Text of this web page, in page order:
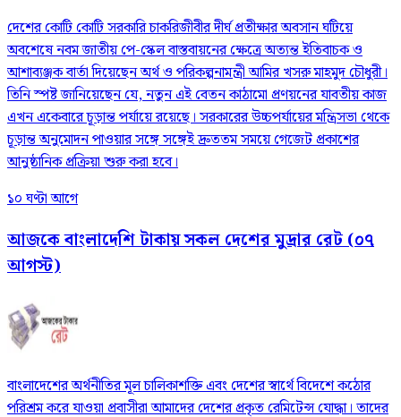
দেশের কোটি কোটি সরকারি চাকরিজীবীর দীর্ঘ প্রতীক্ষার অবসান ঘটিয়ে
অবশেষে নবম জাতীয় পে-স্কেল বাস্তবায়নের ক্ষেত্রে অত্যন্ত ইতিবাচক ও
আশাব্যঞ্জক বার্তা দিয়েছেন অর্থ ও পরিকল্পনামন্ত্রী আমির খসরু মাহমুদ চৌধুরী।
তিনি স্পষ্ট জানিয়েছেন যে, নতুন এই বেতন কাঠামো প্রণয়নের যাবতীয় কাজ
এখন একেবারে চূড়ান্ত পর্যায়ে রয়েছে। সরকারের উচ্চপর্যায়ের মন্ত্রিসভা থেকে
চূড়ান্ত অনুমোদন পাওয়ার সঙ্গে সঙ্গেই দ্রুততম সময়ে গেজেট প্রকাশের
আনুষ্ঠানিক প্রক্রিয়া শুরু করা হবে।
১০ ঘণ্টা আগে
আজকে বাংলাদেশি টাকায় সকল দেশের মুদ্রার রেট (০৭
আগস্ট)
বাংলাদেশের অর্থনীতির মূল চালিকাশক্তি এবং দেশের স্বার্থে বিদেশে কঠোর
পরিশ্রম করে যাওয়া প্রবাসীরা আমাদের দেশের প্রকৃত রেমিটেন্স যোদ্ধা। তাদের